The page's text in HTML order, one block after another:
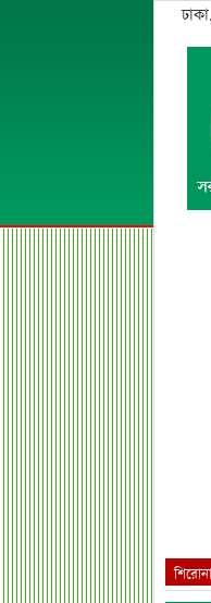
ইসলামী